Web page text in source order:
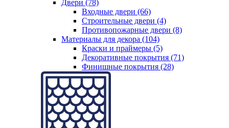
Двери (78)
Входные двери (66)
Строительные двери (4)
Противопожарные двери (8)
Материалы для декора (104)
Краски и праймеры (5)
Декоративные покрытия (71)
Финишные покрытия (28)